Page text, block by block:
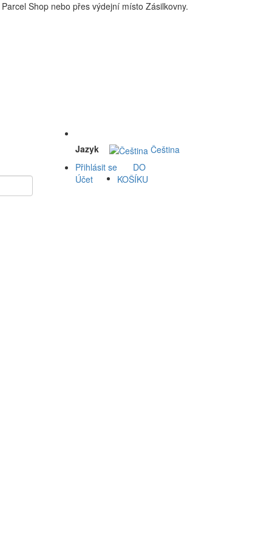
doprava zdarma. Nakupdomu.cz
Shop nebo přes výdejní místo Zásilkovny.
Jazyk
Čeština
Přihlásit se
Účet
DO
KOŠÍKU